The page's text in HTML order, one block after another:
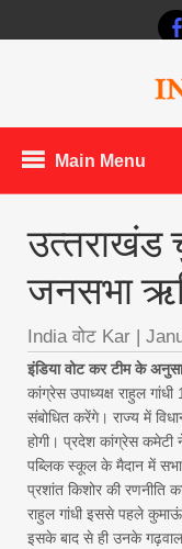
Main Menu
उत्‍तराखंड
जनसभा
India वोट Kar
इंडिया वोट कर टीम के
कांग्रेस उपाध्यक्ष राहुल
संबोधित करेंगे। राज्य में
होगी। प्रदेश कांग्रेस कमेटी
पब्लिक स्कूल के मैदान में
प्रशांत किशोर की रणनीति
राहुल गांधी इससे पहले
इसके बाद से ही उनके